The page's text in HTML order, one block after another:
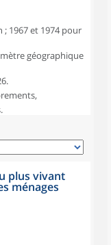
1967 et 1974 pour
géographique
plus vivant
ménages